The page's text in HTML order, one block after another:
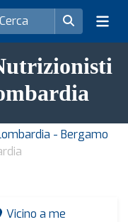
- Bergamo
Vicino a me